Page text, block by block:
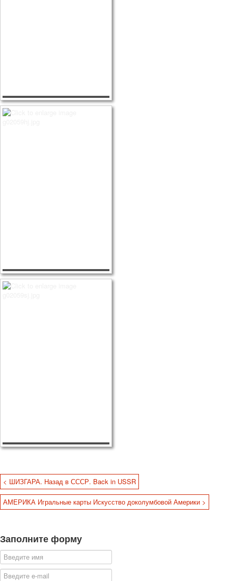
< ШИЗГАРА. Назад в СССР. Back in USSR
АМЕРИКА Игральные карты Искусство доколумбовой Америки >
Заполните форму